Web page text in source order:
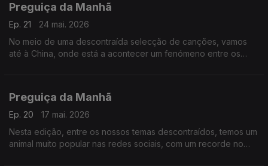
Preguiça da Manhã
Ep. 21
24 mai. 2026
No meio de uma descontraída selecção de canções, vamos
até à China, onde está a acontecer um fenómeno entre os
Preguiça da Manhã
Ep. 20
17 mai. 2026
Nesta edição, entre os nossos temas descontraídos, temos um
animal muito popular nas redes sociais, com um recorde no